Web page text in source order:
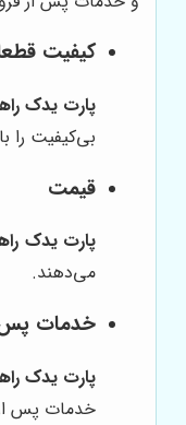
کیفیت
پارت یدک
بی‌کیفیت را
قیمت
پارت یدک
می‌دهند.
خدمات
پارت یدک
خدمات پس